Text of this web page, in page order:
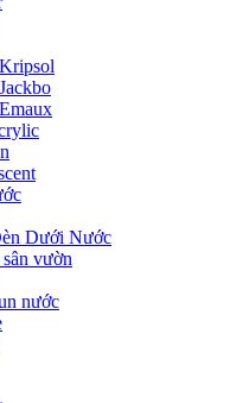
Dưới Nước
vườn
nước